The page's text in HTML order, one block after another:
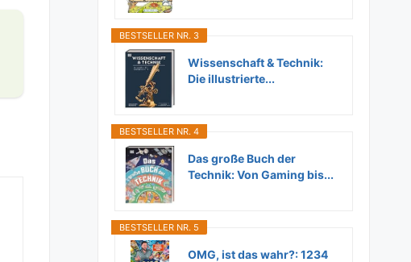
BESTSELLER NR. 3
Wissenschaft & Technik:
Die illustrierte...
BESTSELLER NR. 4
Das große Buch der
Technik: Von Gaming bis...
BESTSELLER NR. 5
OMG, ist das wahr?: 1234